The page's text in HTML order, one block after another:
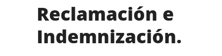
Reclamación e
Indemnización.